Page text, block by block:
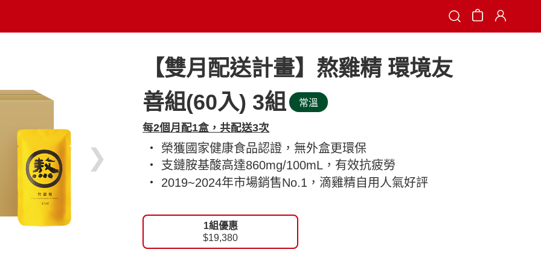
Search
❯
【雙月配送計畫】熬雞精 環境友
善組(60入) 3組
常溫
每2個月配1盒，共配送3次
‧ 榮獲國家健康食品認證，無外盒更環保
‧ 支鏈胺基酸高達860mg/100mL，有效抗疲勞
‧ 2019~2024年市場銷售No.1，滴雞精自用人氣好評
1組優惠
$19,380